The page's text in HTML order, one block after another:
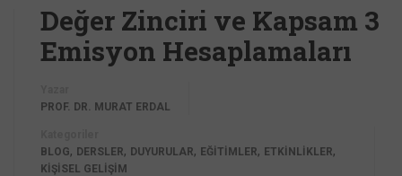
Değer Zinciri ve Kapsam 3
Emisyon Hesaplamaları
PROF. DR. MURAT ERDAL
BLOG, DERSLER, DUYURULAR, EĞİTİMLER, ETKİNLİKLER,
KİŞİSEL GELİŞİM